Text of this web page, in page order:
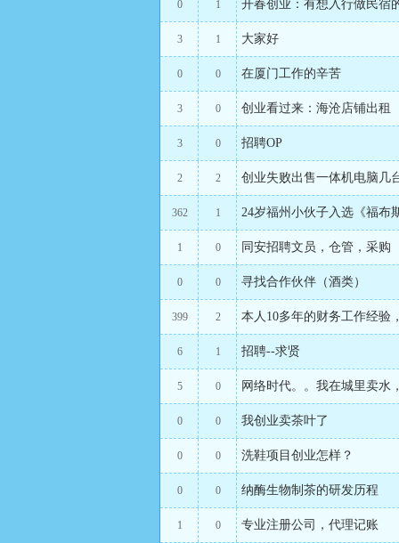
0 1 开春创业：有想入行做民宿
3 1 大家好
0 0 在厦门工作的辛苦
3 0 创业看过来：海沧店铺出租
3 0 招聘OP
2 2 创业失败出售一体机电脑几
362 1 24岁福州小伙子入选《福布
1 0 同安招聘文员，仓管，采购
0 0 寻找合作伙伴（酒类）
399 2 本人10多年的财务工作经验
6 1 招聘--求贤
5 0 网络时代。。我在城里卖水
0 0 我创业卖茶叶了
0 0 洗鞋项目创业怎样？
0 0 纳酶生物制茶的研发历程
1 0 专业注册公司，代理记账